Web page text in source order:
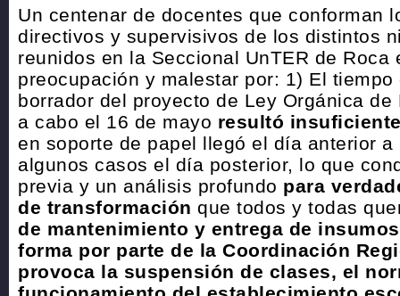
Un centenar de docentes que conforman
directivos y supervisivos de los distintos
reunidos en la Seccional UnTER de Roca
preocupación y malestar por: 1) El tiempo
borrador del proyecto de Ley Orgánica
a cabo el 16 de mayo resultó
en soporte de papel llegó el día anterior a
algunos casos el día posterior, lo que
previa y un análisis profundo para
de transformación que todos y todas
de mantenimiento y entrega de
forma por parte de la Coordinación
provoca la suspensión de clases, el